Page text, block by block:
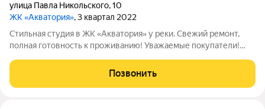
улица Павла Никольского,10
ЖК «Акватория», 3 квартал 2022
Стильная студия в ЖК «Акватория» у реки. Свежий ремонт,
полная готовность к проживанию! Уважаемые покупатели!
в современном жилом комплексе «Акватория». Это идеальный
выбор для тех, кто ценит
Позвонить